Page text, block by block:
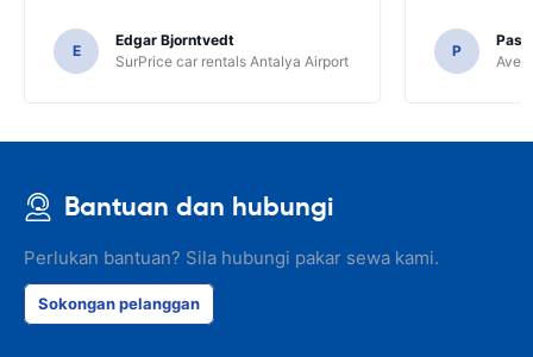
E
Edgar Bjorntvedt
SurPrice car rentals Antalya Airport
P
Avec
Bantuan dan hubungi
Perlukan bantuan? Sila hubungi pakar sewa kami.
Sokongan pelanggan